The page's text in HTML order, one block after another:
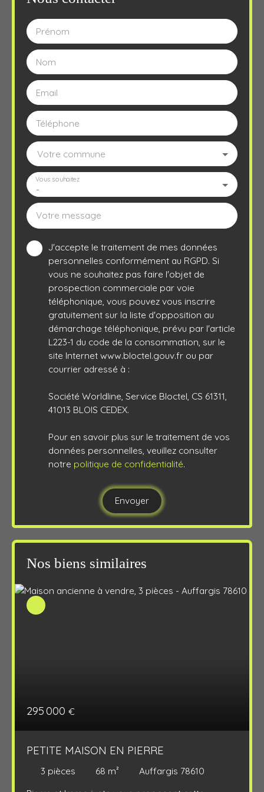
Prénom
Nom
Email
Téléphone
Votre commune
-
Vous souhaitez
Votre message
J'accepte le traitement de mes données
personnelles conformément au RGPD. Si
vous ne souhaitez pas faire l'objet de
prospection commerciale par voie
téléphonique, vous pouvez vous inscrire
gratuitement sur la liste d'opposition au
démarchage téléphonique, prévu par l'article
L223-1 du code de la consommation, sur le
site Internet www.bloctel.gouv.fr ou par
courrier adressé à :
Société Worldline, Service Bloctel, CS 61311,
41013 BLOIS CEDEX.
Pour en savoir plus sur le traitement de vos
données personnelles, veuillez consulter
notre politique de confidentialité.
Envoyer
Nos biens similaires
295 000 €
PETITE MAISON EN PIERRE
3 pièces 68 m²
Auffargis 78610